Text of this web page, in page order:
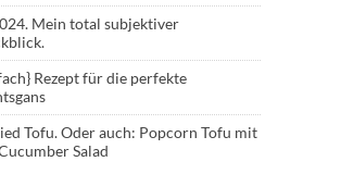
Mein total subjektiver
Rezept für die perfekte
Tofu. Oder auch: Popcorn Tofu mit
Salad